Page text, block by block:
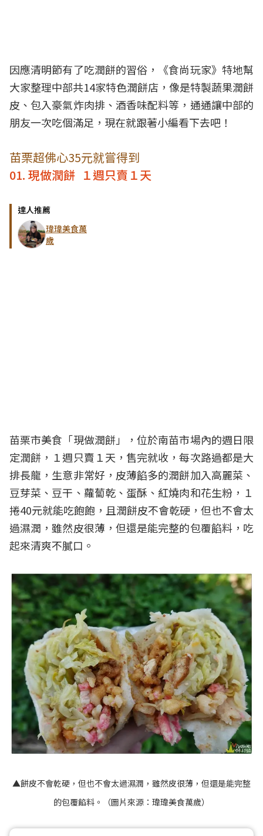
因應清明節有了吃潤餅的習俗，《食尚玩家》特地幫
大家整理中部共14家特色潤餅店，像是特製蔬果潤餅
皮、包入豪氣炸肉排、酒香味配料等，通通讓中部的
朋友一次吃個滿足，現在就跟著小編看下去吧！
苗栗超佛心35元就嘗得到
01. 現做潤餅 １週只賣１天
達人推薦
瑋瑋美食萬
歲
苗栗市美食「現做潤餅」，位於南苗市場內的週日限
定潤餅，１週只賣１天，售完就收，每次路過都是大
排長龍，生意非常好，皮薄餡多的潤餅加入高麗菜、
豆芽菜、豆干、蘿蔔乾、蛋酥、紅燒肉和花生粉，１
捲40元就能吃飽飽，且潤餅皮不會乾硬，但也不會太
過濕潤，雖然皮很薄，但還是能完整的包覆餡料，吃
起來清爽不膩口。
▲餅皮不會乾硬，但也不會太過濕潤，雖然皮很薄，但還是能完整
的包覆餡料。（圖片來源： 瑋瑋美食萬歲）